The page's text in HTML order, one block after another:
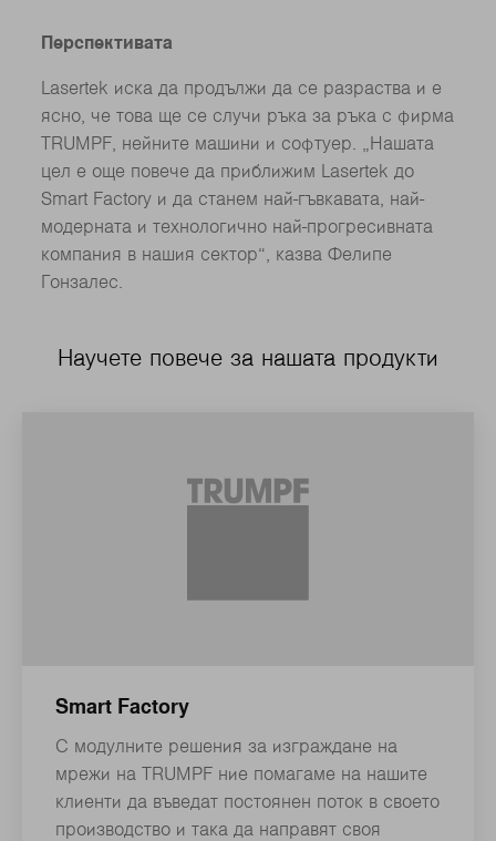
Перспективата
Lasertek иска да продължи да се разраства и е
ясно, че това ще се случи ръка за ръка с фирма
TRUMPF, нейните машини и софтуер. „Нашата
цел е още повече да приближим Lasertek до
Smart Factory и да станем най-гъвкавата, най-
модерната и технологично най-прогрeсивната
компания в нашия сектор“, казва Фелипе
Гонзалес.
Научете повече за нашата продукти
Smart Factory
С модулните решения за изграждане на
мрежи на TRUMPF ние помагаме на нашите
клиенти да въведат постоянен поток в своето
производство и така да направят своя